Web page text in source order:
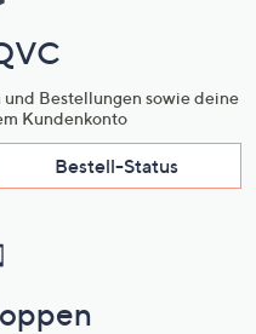
Bestellungen sowie deine
Kundenkonto
Bestell-Status